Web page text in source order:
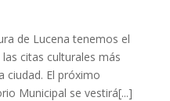
de Lucena tenemos el
citas culturales más
ciudad. El próximo
Municipal se vestirá[...]